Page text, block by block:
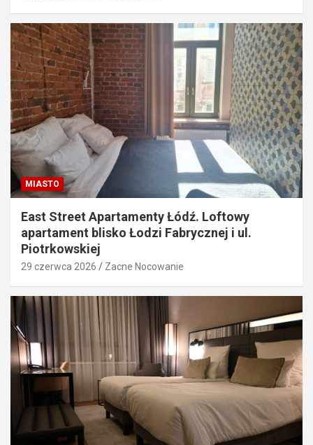
MIASTO
East Street Apartamenty Łódź. Loftowy
apartament blisko Łodzi Fabrycznej i ul.
Piotrkowskiej
29 czerwca 2026 Zacne Nocowanie